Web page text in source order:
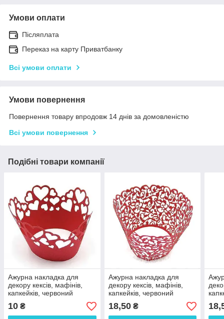
Умови оплати
Післяплата
Переказ на карту Приватбанку
Всі умови оплати
Умови повернення
Повернення товару впродовж 14 днів за домовленістю
Всі умови повернення
Подібні товари компанії
Ажурна накладка для
декору кексів, мафінів,
капкейків, червоний
10 ₴
Ажурна накладка для
декору кексів, мафінів,
капкейків, червоний
18,50₴